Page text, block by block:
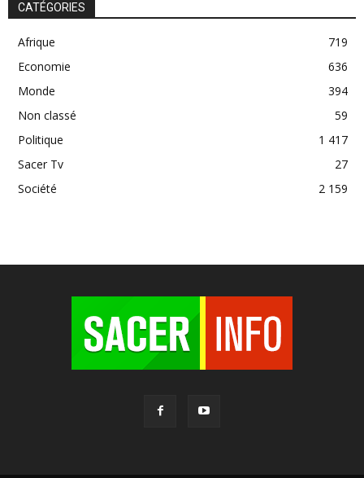
CATÉGORIES
Afrique
719
Economie
636
Monde
394
Non classé
59
Politique
1 417
Sacer Tv
27
Société
2 159